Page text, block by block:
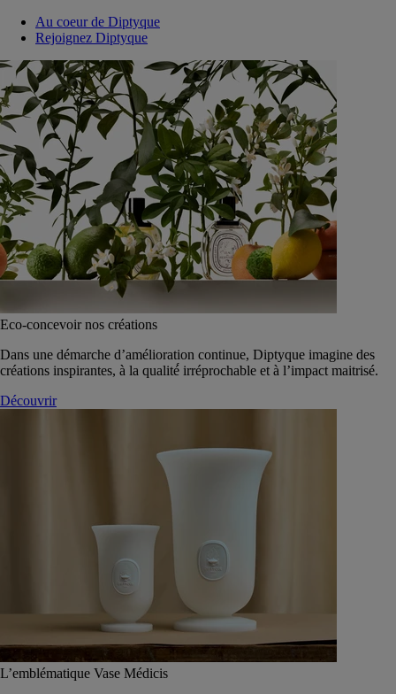
Au coeur de Diptyque
Rejoignez Diptyque
Eco-concevoir nos créations
Dans une démarche d’amélioration continue, Diptyque imagine des
créations inspirantes, à la qualité́ irréprochable et à l’impact maitrisé.
Découvrir
L’emblématique Vase Médicis